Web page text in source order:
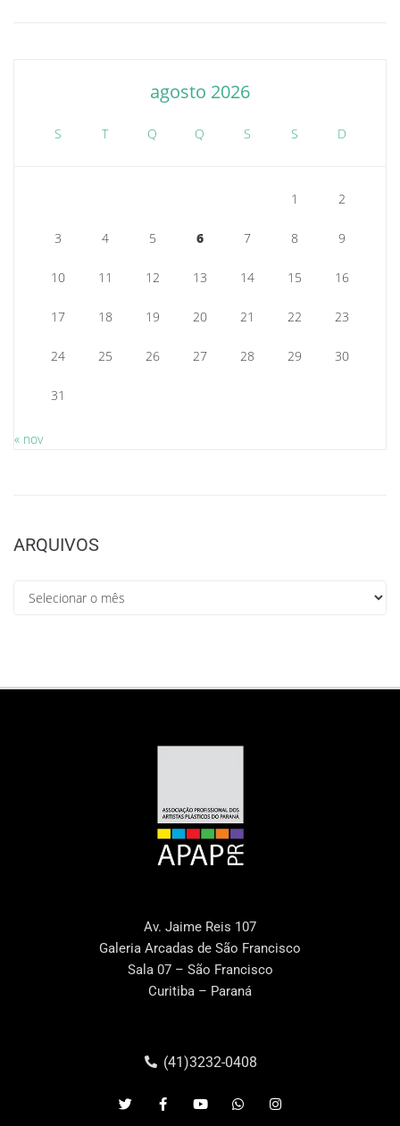
agosto 2026
S T Q Q S S D
1 2
3 4 5 6 7 8 9
10 11 12 13 14 15 16
17 18 19 20 21 22 23
24 25 26 27 28 29 30
31
« nov
ARQUIVOS
Av. Jaime Reis 107
Galeria Arcadas de São Francisco
Sala 07 – São Francisco
Curitiba – Paraná
(41)3232-0408